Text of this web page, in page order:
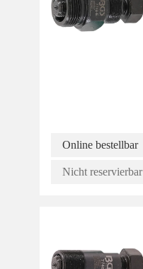
Online bestellbar
Nicht reservierbar